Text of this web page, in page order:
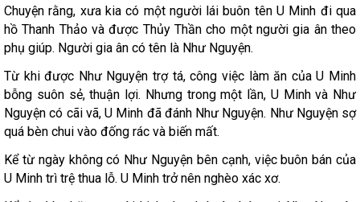
Chuyện rằng, xưa kia có một người lái buôn tên U Minh đi qua
hồ Thanh Thảo và được Thủy Thần cho một người gia ân theo
phụ giúp. Người gia ân có tên là Như Nguyện.
Từ khi được Như Nguyện trợ tá, công việc làm ăn của U Minh
bỗng suôn sẻ, thuận lợi. Nhưng trong một lần, U Minh và Như
Nguyện có cãi vã, U Minh đã đánh Như Nguyện. Như Nguyện sợ
quá bèn chui vào đống rác và biến mất.
Kể từ ngày không có Như Nguyện bên cạnh, việc buôn bán của
U Minh trì trệ thua lỗ. U Minh trở nên nghèo xác xơ.